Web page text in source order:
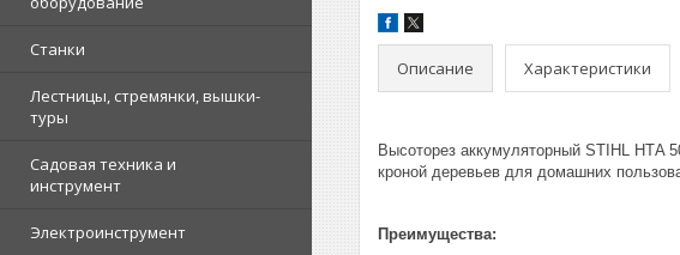
Станки
Лестницы, стремянки, вышки-
туры
Садовая техника и
инструмент
Электроинструмент
Описание Характеристики
Высоторез аккумуляторный STIHL НТA
кроной деревьев для домашних
Преимущества: